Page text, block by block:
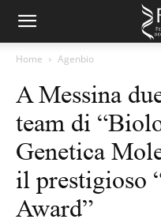
Home Agenbio
A Messina
team di
Genetica
il prestigioso
Award”